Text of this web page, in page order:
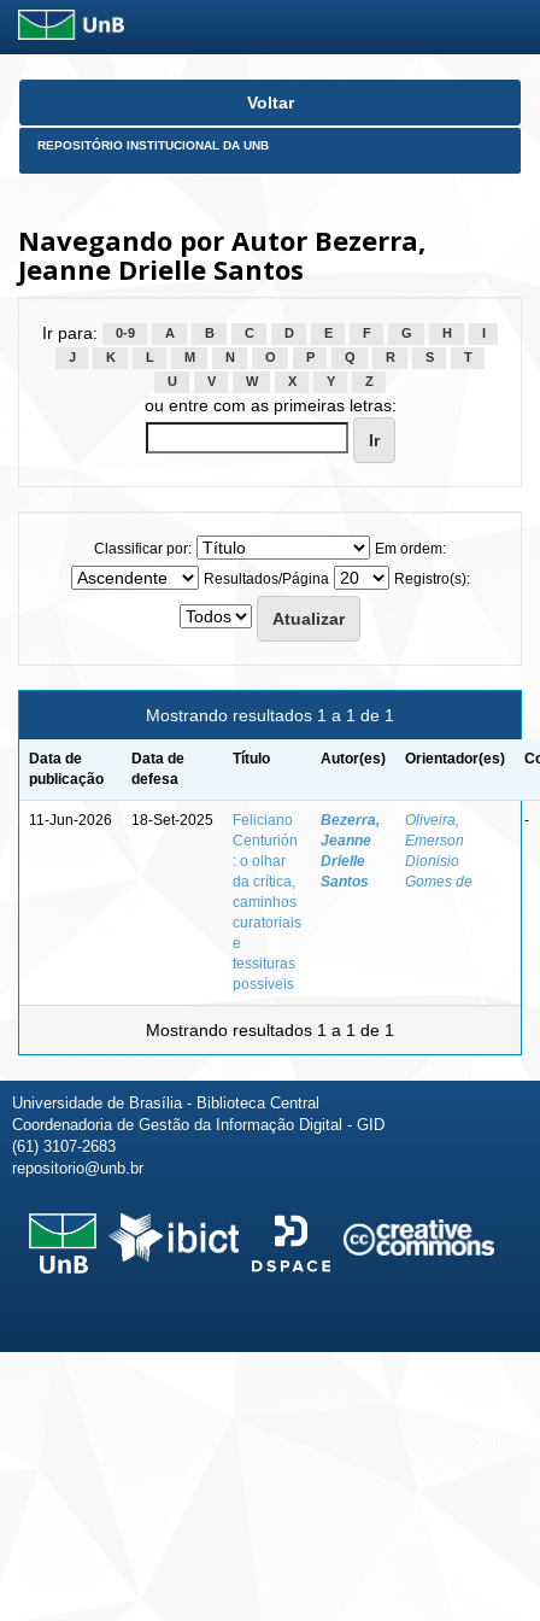
Skip
Voltar
REPOSITÓRIO INSTITUCIONAL DA UNB
Navegando por Autor Bezerra,
Jeanne Drielle Santos
Ir para: 0-9 A B C D E F G H
J
K L M N O P Q R S
T
U
V W X Y Z
ou entre com as primeiras letras:
Classificar por:
Em ordem:
Resultados/Página
Registro(s):
Mostrando resultados 1 a 1 de 1
Data de
publicação
Data de
defesa
Título Autor(es) Orientador(es)
11-Jun-2026 18-Set-2025
Feliciano
Centurión
: o olhar
da crítica,
caminhos
curatoriais
e
tessituras
possíveis
Bezerra,
Jeanne
Drielle
Santos
Oliveira,
Emerson
Dionisio
Gomes de
-
Mostrando resultados 1 a 1 de 1
Universidade de Brasília - Biblioteca Central
Coordenadoria de Gestão da Informação Digital - GID
(61) 3107-2683
repositorio@unb.br